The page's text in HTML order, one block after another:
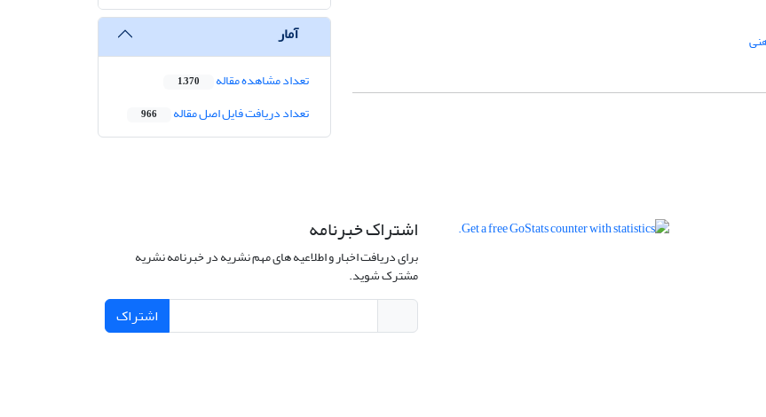
آمار
تعداد مشاهده مقاله 1,370
تعداد دریافت فایل اصل مقاله 966
اشتراک خبرنامه
برای دریافت اخبار و اطلاعیه های مهم نشریه در خبرنامه نشریه
مشترک شوید.
اشتراک